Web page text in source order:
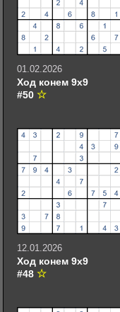
01.02.2026
Ход конем 9х9
#50
12.01.2026
Ход конем 9х9
#48